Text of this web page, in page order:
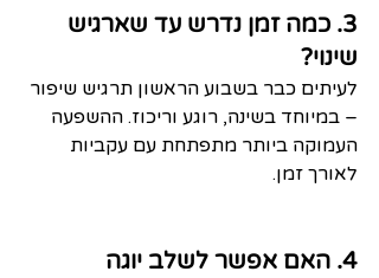
3. כמה זמן נדרש עד שארגיש
שינוי?
לעיתים כבר בשבוע הראשון תרגיש שיפור
– במיוחד בשינה, רוגע וריכוז. ההשפעה
העמוקה ביותר מתפתחת עם עקביות
לאורך זמן.
4. האם אפשר לשלב יוגה